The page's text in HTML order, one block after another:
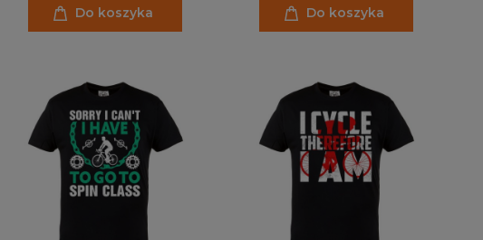
Do koszyka Do koszyka